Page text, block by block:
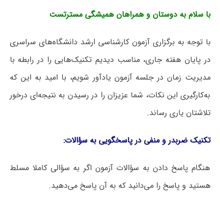
با سلام به دوستان و همراهان همیشگی مسترتست
با توجه به برگزاری آزمون کارشناسی ارشد دانشگاه‌های سراسری
در پایان هفته جاری، مناسب دیدیم تکنیک‌هایی را در رابطه با
مدیریت زمان در جلسه آزمون یادآور شویم، با امید به این که
به‌کارگیری این نکات، شما عزیزان را در رسیدن به نتیجه‌ای درخور
تلاشتان یاری رساند.
تکنیک ضربدر و منفی در پاسخگویی به سؤالات:
هنگام پاسخ دادن به سؤالات آزمون اگر به سؤالی کاملا مسلط
هستید و پاسخ را می‌دانید که به آن پاسخ می‌دهید.